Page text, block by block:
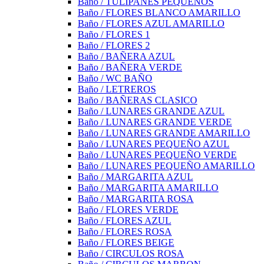
Baño / FLORES BLANCO AMARILLO
Baño / FLORES AZUL AMARILLO
Baño / FLORES 1
Baño / FLORES 2
Baño / BAÑERA AZUL
Baño / BAÑERA VERDE
Baño / WC BAÑO
Baño / LETREROS
Baño / BAÑERAS CLASICO
Baño / LUNARES GRANDE AZUL
Baño / LUNARES GRANDE VERDE
Baño / LUNARES GRANDE AMARILLO
Baño / LUNARES PEQUEÑO AZUL
Baño / LUNARES PEQUEÑO VERDE
Baño / LUNARES PEQUEÑO AMARILLO
Baño / MARGARITA AZUL
Baño / MARGARITA AMARILLO
Baño / MARGARITA ROSA
Baño / FLORES VERDE
Baño / FLORES AZUL
Baño / FLORES ROSA
Baño / FLORES BEIGE
Baño / CIRCULOS ROSA